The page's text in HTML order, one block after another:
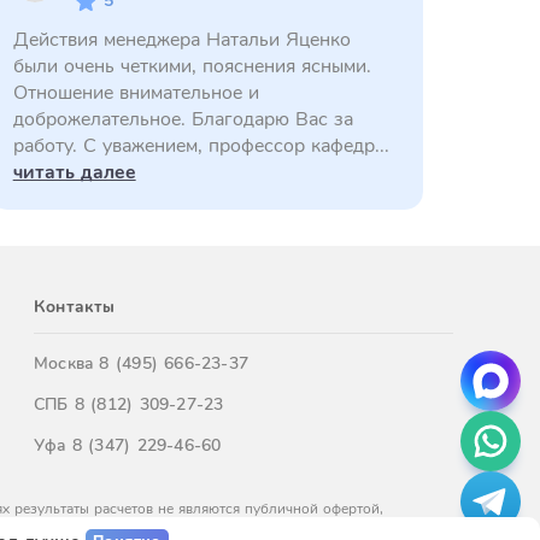
Действия менеджера Натальи Яценко
были очень четкими, пояснения ясными.
Отношение внимательное и
доброжелательное. Благодарю Вас за
работу. С уважением, профессор кафедр...
читать далее
Контакты
Москва8 (495) 666-23-37
СПБ 8 (812) 309-27-23
Уфа 8 (347) 229-46-60
расчетов не являются публичной офертой,
к нашим менеджерам.